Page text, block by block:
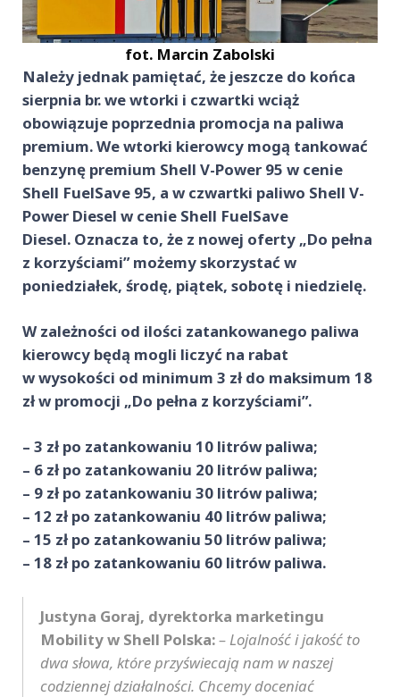
fot. Marcin Zabolski
Należy jednak pamiętać, że jeszcze do końca
sierpnia br. we wtorki i czwartki wciąż
obowiązuje poprzednia promocja na paliwa
premium. We wtorki kierowcy mogą tankować
benzynę premium Shell V-Power 95 w cenie
Shell FuelSave 95, a w czwartki paliwo Shell V-
Power Diesel w cenie Shell FuelSave
Diesel. Oznacza to, że z nowej oferty „Do pełna
z korzyściami” możemy skorzystać w
poniedziałek, środę, piątek, sobotę i niedzielę.
W zależności od ilości zatankowanego paliwa
kierowcy będą mogli liczyć na rabat
w wysokości od minimum 3 zł do maksimum 18
zł w promocji „Do pełna z korzyściami”.
– 3 zł po zatankowaniu 10 litrów paliwa;
– 6 zł po zatankowaniu 20 litrów paliwa;
– 9 zł po zatankowaniu 30 litrów paliwa;
– 12 zł po zatankowaniu 40 litrów paliwa;
– 15 zł po zatankowaniu 50 litrów paliwa;
– 18 zł po zatankowaniu 60 litrów paliwa.
Justyna Goraj, dyrektorka marketingu
Mobility w Shell Polska:– Lojalność i jakość to
dwa słowa, które przyświecają nam w naszej
codziennej działalności. Chcemy doceniać